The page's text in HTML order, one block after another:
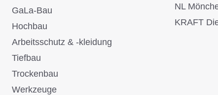
GaLa-Bau
Hochbau
Arbeitsschutz & -kleidung
Tiefbau
Trockenbau
Werkzeuge
NL
KRAFT